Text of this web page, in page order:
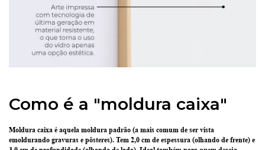
Como é a "moldura caixa"
Moldura caixa é aquela moldura padrão (a mais comum de ser vista
emoldurando gravuras e pôsteres). Tem 2,0 cm de espessura (olhando de frente) e